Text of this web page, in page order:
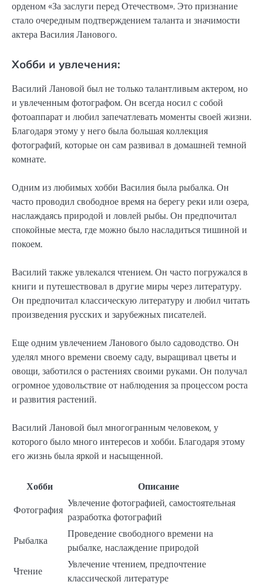
орденом «За заслуги перед Отечеством». Это признание
стало очередным подтверждением таланта и значимости
актера Василия Ланового.
Хобби и увлечения:
Василий Лановой был не только талантливым актером, но
и увлеченным фотографом. Он всегда носил с собой
фотоаппарат и любил запечатлевать моменты своей жизни.
Благодаря этому у него была большая коллекция
фотографий, которые он сам развивал в домашней темной
комнате.
Одним из любимых хобби Василия была рыбалка. Он
часто проводил свободное время на берегу реки или озера,
наслаждаясь природой и ловлей рыбы. Он предпочитал
спокойные места, где можно было насладиться тишиной и
покоем.
Василий также увлекался чтением. Он часто погружался в
книги и путешествовал в другие миры через литературу.
Он предпочитал классическую литературу и любил читать
произведения русских и зарубежных писателей.
Еще одним увлечением Ланового было садоводство. Он
уделял много времени своему саду, выращивал цветы и
овощи, заботился о растениях своими руками. Он получал
огромное удовольствие от наблюдения за процессом роста
и развития растений.
Василий Лановой был многогранным человеком, у
которого было много интересов и хобби. Благодаря этому
его жизнь была яркой и насыщенной.
Хобби
Описание
Фотография
Увлечение фотографией, самостоятельная
разработка фотографий
Рыбалка
Проведение свободного времени на
рыбалке, наслаждение природой
Чтение
Увлечение чтением, предпочтение
классической литературе